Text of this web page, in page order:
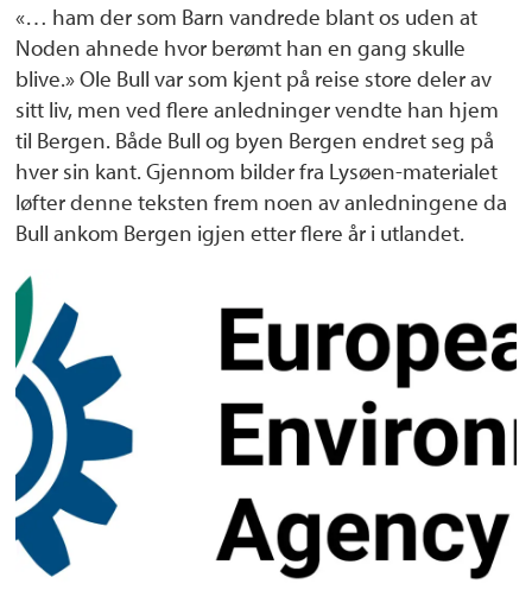
«… ham der som Barn vandrede blant os uden at
Noden ahnede hvor berømt han en gang skulle
blive.» Ole Bull var som kjent på reise store deler av
sitt liv, men ved flere anledninger vendte han hjem
til Bergen. Både Bull og byen Bergen endret seg på
hver sin kant. Gjennom bilder fra Lysøen-materialet
løfter denne teksten frem noen av anledningene da
Bull ankom Bergen igjen etter flere år i utlandet.